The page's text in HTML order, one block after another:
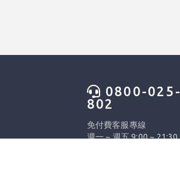
0800-025-
802
免付費客服專線
週一 ~ 週五 9:00 ~ 21:30